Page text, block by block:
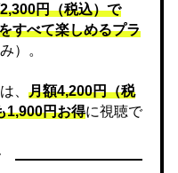
円（税込）で
すべて楽しめるプラ
）。
、 月額4,200円（税
1,900円お得に視聴で